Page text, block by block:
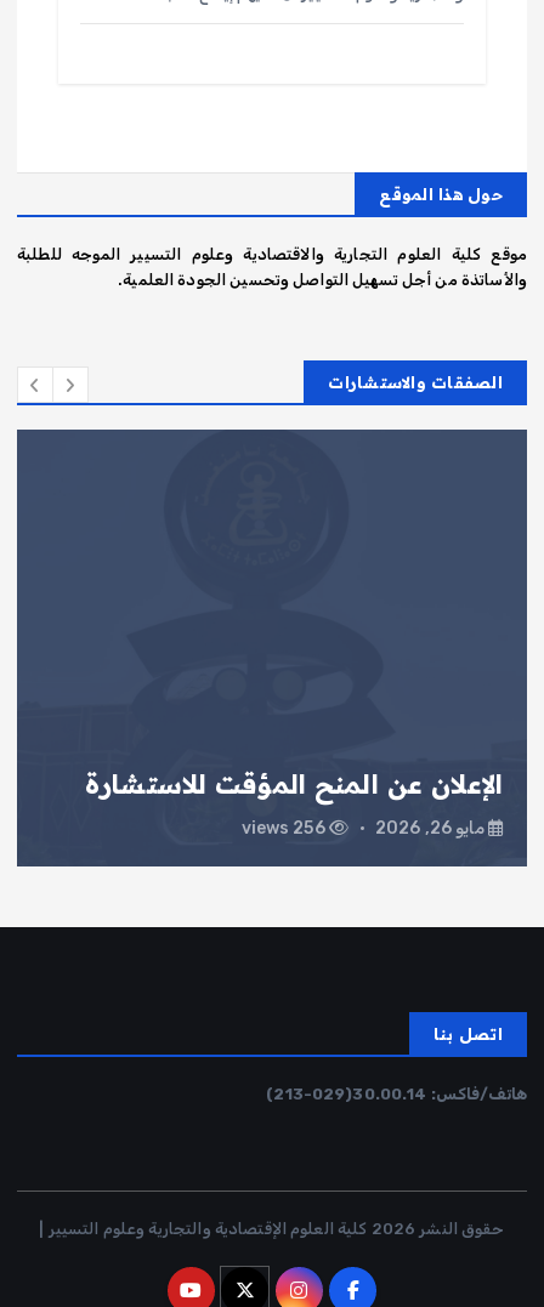
حول هذا الموقع
موقع كلية العلوم التجارية والاقتصادية وعلوم التسيير الموجه للطلبة
والأساتذة من أجل تسهيل التواصل وتحسين الجودة العلمية.
الصفقات والاستشارات
الإعلان عن المنح المؤقت للاستشارة
مايو 26, 2026 256 views
اتصل بنا
هاتف/فاكس: 30.00.14
(029-213)
حقوق النشر 2026 كلية العلوم الإقتصادية والتجارية وعلوم التسيير |